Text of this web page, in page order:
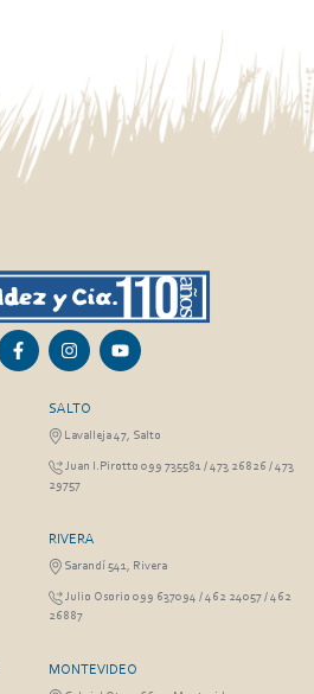
SALTO
Lavalleja 47, Salto
Juan I.Pirotto 099 735581 / 473 26826 / 473
29757
RIVERA
Sarandí 541, Rivera
Julio Osorio 099 637094 / 462 24057 / 462
26887
MONTEVIDEO